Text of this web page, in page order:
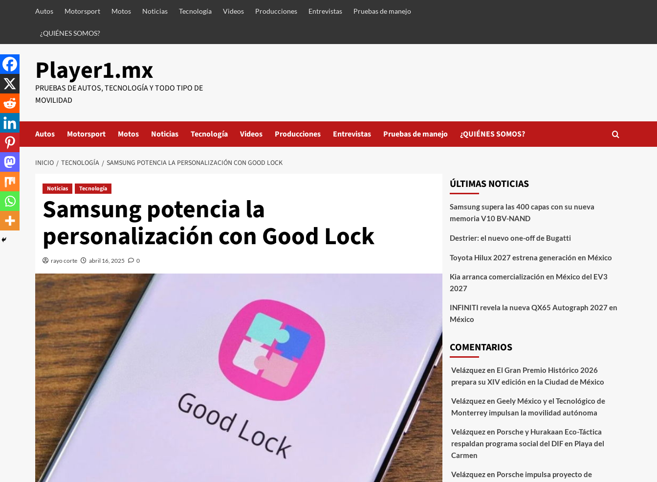
Autos Motorsport Motos Noticias Tecnología Videos Producciones Entrevistas Pruebas de manejo
¿QUIÉNES SOMOS?
Player1.mx
PRUEBAS DE AUTOS, TECNOLOGÍA Y TODO TIPO DE
MOVILIDAD
Autos Motorsport Motos Noticias Tecnología Videos Producciones Entrevistas Pruebas de manejo ¿QUIÉNES SOMOS?
INICIO TECNOLOGÍA SAMSUNG POTENCIA LA PERSONALIZACIÓN CON GOOD LOCK
Noticias Tecnología
Samsung potencia la
personalización con Good Lock
rayo corte abril 16, 2025 0
ÚLTIMAS NOTICIAS
Samsung supera las 400 capas con su nueva
memoria V10 BV-NAND
Destrier: el nuevo one-off de Bugatti
Toyota Hilux 2027 estrena generación en México
Kia arranca comercialización en México del EV3
2027
INFINITI revela la nueva QX65 Autograph 2027 en
México
COMENTARIOS
Velázquezen El Gran Premio Histórico 2026
prepara su XIV edición en la Ciudad de México
Velázquezen Geely México y el Tecnológico de
Monterrey impulsan la movilidad autónoma
Velázquezen Porsche y Hurakaan Eco-Táctica
respaldan programa social del DIF en Playa del
Carmen
Velázquezen Porsche impulsa proyecto de